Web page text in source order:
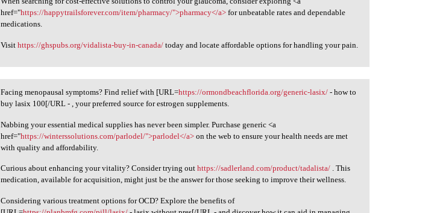
href="https://happytrailsforever.com/item/pharmacy/">pharmacy</a> for unbeatable rates and dependable
medications.
Visithttps://ghspubs.org/vidalista-buy-in-canada/ today and locate affordable options for handling your pain.
Facing menopausal symptoms?
Facing menopausal symptoms? Find relief with [URL=https://ormondbeachflorida.org/generic-lasix/ - how to
buy lasix 100[/URL - , your preferred source for estrogen supplements.
Nabbing your essential medical supplies has never been simpler. Purchase generic <a
href="https://winterssolutions.com/parlodel/">parlodel</a> on the web to ensure your health needs are met
with quality and affordability.
Curious about enhancing your vitality? Consider trying outhttps://sadlerland.com/product/tadalista/ . This
medication, available for acquisition, might just be the answer for those seeking to improve their wellness.
Considering various treatment options for OCD? Explore the benefits of